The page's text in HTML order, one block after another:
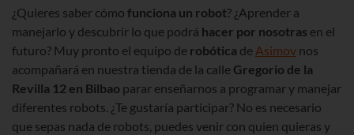
¿Quieres saber cómo funciona un robot? ¿Aprender a
manejarlo y descubrir lo que podrá hacer por nosotras en el
futuro? Muy pronto el equipo de robótica de Asimov nos
acompañará en nuestra tienda de la calle Gregorio de la
Revilla 12 en Bilbao parar enseñarnos a programar y manejar
diferentes robots. ¿Te gustaría participar? No es necesario
que sepas nada de robots, puedes venir con quien quieras y